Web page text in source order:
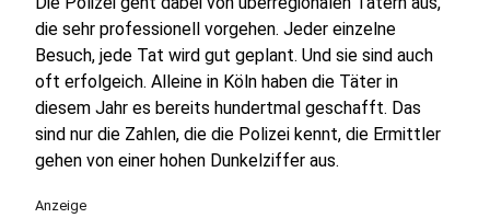
die sehr professionell vorgehen. Jeder einzelne
Besuch, jede Tat wird gut geplant. Und sie sind auch
oft erfolgeich. Alleine in Köln haben die Täter in
diesem Jahr es bereits hundertmal geschafft. Das
sind nur die Zahlen, die die Polizei kennt, die Ermittler
gehen von einer hohen Dunkelziffer aus.
Anzeige